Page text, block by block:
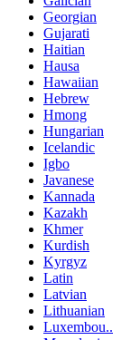
Georgian
Gujarati
Haitian
Hausa
Hawaiian
Hebrew
Hmong
Hungarian
Icelandic
Igbo
Javanese
Kannada
Kazakh
Khmer
Kurdish
Kyrgyz
Latin
Latvian
Lithuanian
Luxembou..